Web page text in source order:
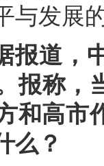
与发展
报道，
报称
和高市
么？